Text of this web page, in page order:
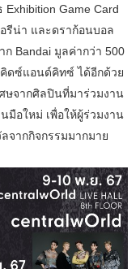
Game Card
รีน่า และดราก้อนบอล
Bandai มูลค่ากว่า 500
ดซ์แอนด์คิทซ์ ได้อีกด้วย
ษจากศิลปินที่มาร่วมงาน
มือใหม่ เพื่อให้ผู้ร่วมงาน
จากกิจกรรมมากมาย